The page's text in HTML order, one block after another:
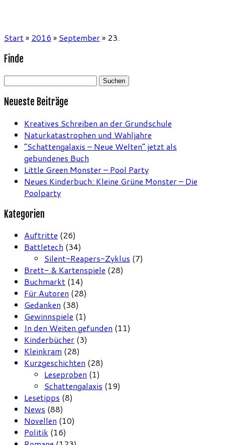
Start» 2016 » September» 23.
Finde
Suchen
Neueste Beiträge
Kreatives Schreiben an der Grundschule
Naturkatastrophen und Wahljahre
“Schattengalaxis – Neue Welten” jetzt als
gebundenes Buch
Little Green Monster – Pool Party
Neues Kinderbuch: Kleine Grüne Monster – Die
Poolparty
Kategorien
Auftritte (26)
Battletech (34)
Silent-Reapers-Zyklus (7)
Brett- & Kartenspiele (28)
Buchmarkt (14)
Für Autoren (28)
Gedanken (38)
Gewinnspiele (1)
In den Weiten gefunden (11)
Kinderbücher (3)
Kleinkram (28)
Kurzgeschichten (28)
Leseproben (1)
Schattengalaxis (19)
Lesetipps (8)
News (88)
Novellen (10)
Politik (16)